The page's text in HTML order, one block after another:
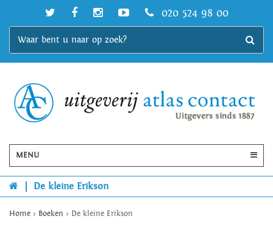
020 524 98 00
MENU
De kleine Erikson
Home > Boeken > De kleine Erikson